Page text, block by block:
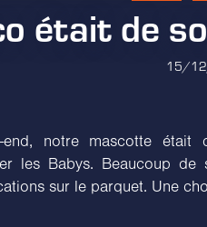
était de
15/
end, notre mascotte
les Babys. Beaucoup
sur le parquet. Une